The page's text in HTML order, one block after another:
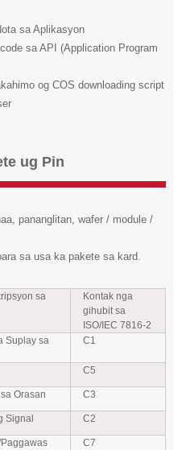
sa Aplikasyon
sa API (Application Program
og COS downloading script
ug Pin
pananglitan, wafer / module /
sa usa ka pakete sa kard.
sa
Kontak nga
gihubit sa
ISO/IEC 7816-2
Suplay sa
C1
C5
Orasan C3
Signal C2
C7